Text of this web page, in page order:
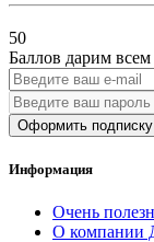
50
Баллов дарим
Оформить подписку
Информация
Очень
О компании